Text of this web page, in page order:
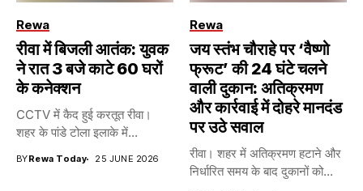
Rewa
रीवा में बिजली आतंक: युवक
ने रात 3 बजे काटे 60 घरों
के कनेक्शन
CCTV में कैद हुई करतूत रीवा।
शहर के पांडे टोला इलाके में...
BYRewa Today 25 JUNE 2026
Rewa
जय स्तंभ चौराहे पर ‘वैष्णो
फ्रूट’ की 24 घंटे चलने
वाली दुकान: अतिक्रमण
और कार्रवाई में दोहरे मानदंड
पर उठे सवाल
रीवा। शहर में अतिक्रमण हटाने और
निर्धारित समय के बाद दुकानों को...